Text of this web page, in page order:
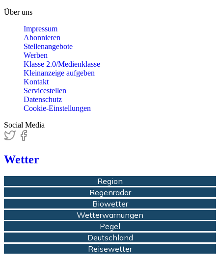
Über uns
Impressum
Abonnieren
Stellenangebote
Werben
Klasse 2.0/Medienklasse
Kleinanzeige aufgeben
Kontakt
Servicestellen
Datenschutz
Cookie-Einstellungen
Social Media
Wetter
Region
Regenradar
Biowetter
Wetterwarnungen
Pegel
Deutschland
Reisewetter